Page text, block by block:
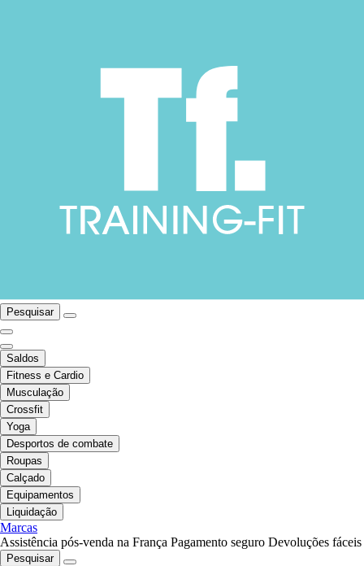
Pesquisar
Saldos
Fitness e Cardio
Musculação
Crossfit
Yoga
Desportos de combate
Roupas
Calçado
Equipamentos
Liquidação
Marcas
Assistência pós-venda na França Pagamento seguro Devoluções fáceis
Pesquisar